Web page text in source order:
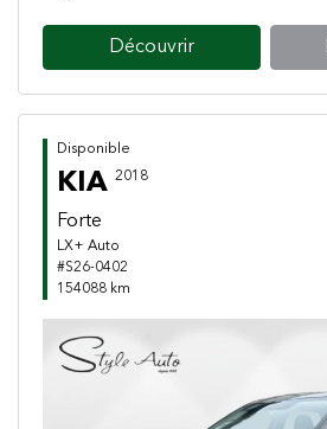
Découvrir
Disponible
KIA 2018
Forte
LX+ Auto
#S26-0402
154088 km